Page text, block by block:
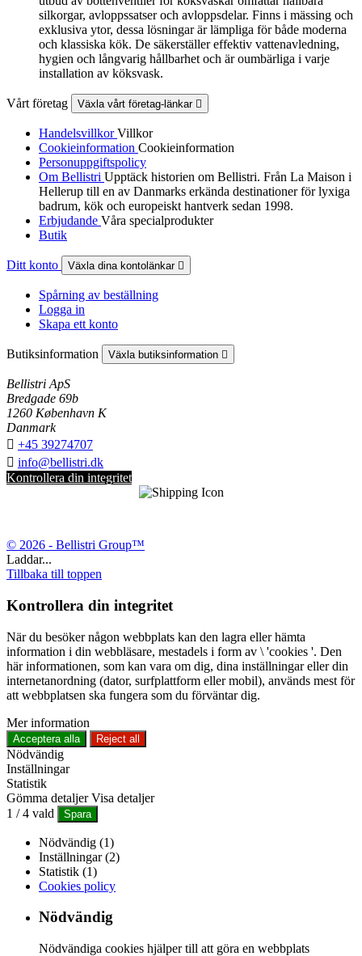
silkorgar, avloppssatser och avloppsdelar. Finns i mässing och
exklusiva ytor, dessa lösningar är lämpliga för både moderna
och klassiska kök. De säkerställer effektiv vattenavledning,
hygien och långvarig hållbarhet och är oumbärliga i varje
installation av köksvask.
Vårt företag Växla vårt företag-länkar 
HandelsvillkorVillkor
Cookieinformation Cookieinformation
Personuppgiftspolicy
Om Bellistri Upptäck historien om Bellistri. Från La Maison i
Hellerup till en av Danmarks erkända destinationer för lyxiga
badrum, kök och europeiskt hantverk sedan 1998.
Erbjudande Våra specialprodukter
Butik
Ditt konto Växla dina kontolänkar 
Spårning av beställning
Logga in
Skapa ett konto
Butiksinformation Växla butiksinformation 
Bellistri ApS
Bredgade 69b
1260 København K
Danmark
 +45 39274707
 info@bellistri.dk
Kontrollera din integritet
© 2026 - Bellistri Group™
Laddar...
Tillbaka till toppen
Kontrollera din integritet
När du besöker någon webbplats kan den lagra eller hämta
information i din webbläsare, mestadels i form av \ 'cookies '. Den
här informationen, som kan vara om dig, dina inställningar eller din
internetanordning (dator, surfplattform eller mobil), används mest för
att webbplatsen ska fungera som du förväntar dig.
Mer information
Acceptera alla Reject all
Nödvändig
Inställningar
Statistik
Gömma detaljer Visa detaljer
1 /4 vald Spara
Nödvändig (1)
Inställningar (2)
Statistik (1)
Cookies policy
Nödvändig
Nödvändiga cookies hjälper till att göra en webbplats